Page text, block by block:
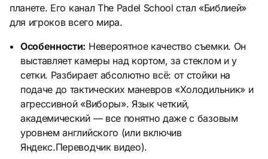
планете. Его канал The Padel School стал «Библией»
для игроков всего мира.
Особенности: Невероятное качество съемки. Он
выставляет камеры над кортом, за стеклом и у
сетки. Разбирает абсолютно всё: от стойки на
подаче до тактических маневров «Холодильник» и
агрессивной «Виборы». Язык четкий,
академический — все понятно даже с базовым
уровнем английского (или включив
Яндекс.Переводчик видео).